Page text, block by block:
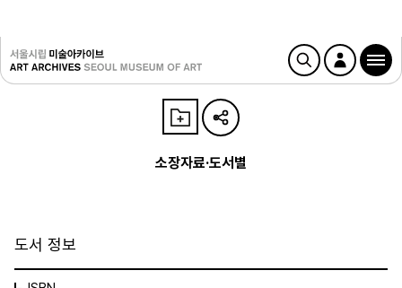
소장자료·도서별
도서 정보